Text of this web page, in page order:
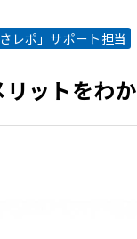
さレポ」サポート担当
ットをわ